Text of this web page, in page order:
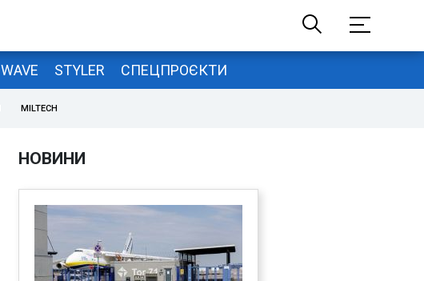
WAVE STYLER СПЕЦПРОЄКТИ
MILTECH
НОВИНИ